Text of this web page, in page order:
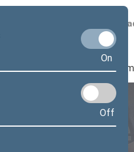
On
Off
Scheduled
Seimas I